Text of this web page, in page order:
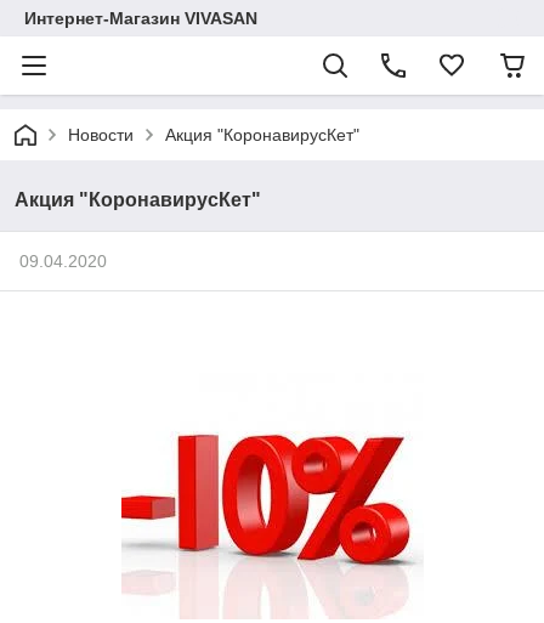
Интернет-Магазин VIVASAN
Новости Акция "КоронавирусКет"
Акция "КоронавирусКет"
09.04.2020